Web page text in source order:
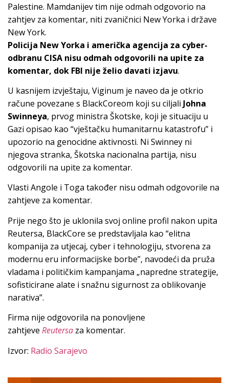
Palestine. Mamdanijev tim nije odmah odgovorio na
zahtjev za komentar, niti zvaničnici New Yorka i države
New York.
Policija New Yorka i američka agencija za cyber-
odbranu CISA nisu odmah odgovorili na upite za
komentar, dok FBI nije želio davati izjavu.
U kasnijem izvještaju, Viginum je naveo da je otkrio
račune povezane s BlackCoreom koji su ciljali Johna
Swinneya, prvog ministra Škotske, koji je situaciju u
Gazi opisao kao “vještačku humanitarnu katastrofu” i
upozorio na genocidne aktivnosti. Ni Swinney ni
njegova stranka, Škotska nacionalna partija, nisu
odgovorili na upite za komentar.
Vlasti Angole i Toga također nisu odmah odgovorile na
zahtjeve za komentar.
Prije nego što je uklonila svoj online profil nakon upita
Reutersa, BlackCore se predstavljala kao “elitna
kompanija za utjecaj, cyber i tehnologiju, stvorena za
modernu eru informacijske borbe”, navodeći da pruža
vladama i političkim kampanjama „napredne strategije,
sofisticirane alate i snažnu sigurnost za oblikovanje
narativa”.
Firma nije odgovorila na ponovljene
zahtjeve Reutersa za komentar.
Izvor: Radio Sarajevo